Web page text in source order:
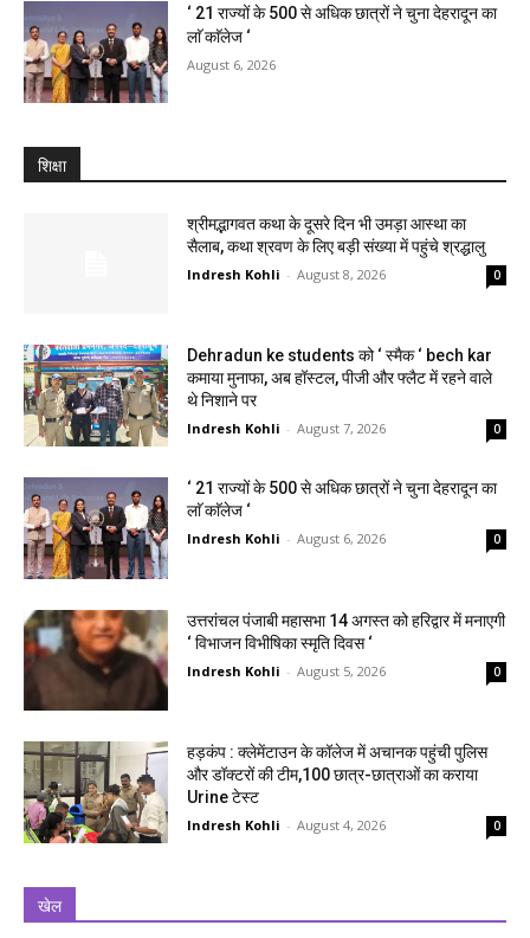
‘ 21 राज्यों के 500 से अधिक छात्रों ने चुना देहरादून का
लाॅ काॅलेज ‘
August 6, 2026
शिक्षा
श्रीमद्भागवत कथा के दूसरे दिन भी उमड़ा आस्था का
सैलाब, कथा श्रवण के लिए बड़ी संख्या में पहुंचे श्रद्धालु
Indresh Kohli - August 8, 2026 0
Dehradun ke students को ‘ स्मैक ‘ bech kar
कमाया मुनाफा, अब हॉस्टल, पीजी और फ्लैट में रहने वाले
थे निशाने पर
Indresh Kohli - August 7, 2026 0
‘ 21 राज्यों के 500 से अधिक छात्रों ने चुना देहरादून का
लाॅ काॅलेज ‘
Indresh Kohli - August 6, 2026 0
उत्तरांचल पंजाबी महासभा 14 अगस्त को हरिद्वार में मनाएगी
‘ विभाजन विभीषिका स्मृति दिवस ‘
Indresh Kohli - August 5, 2026 0
हड़कंप : क्लेमेंटाउन के कॉलेज में अचानक पहुंची पुलिस
और डॉक्टरों की टीम,100 छात्र-छात्राओं का कराया
Urine टेस्ट
Indresh Kohli - August 4, 2026 0
खेल